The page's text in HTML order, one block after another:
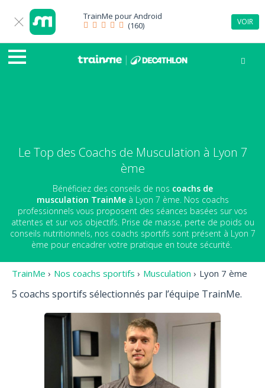
TrainMe pourAndroid
(160)
VOIR
Le Top des Coachs de Musculation à Lyon 7
ème
Bénéficiez des conseils de nos coachs de
musculation TrainMe à Lyon 7 ème. Nos coachs
professionnels vous proposent des séances basées sur vos
attentes et sur vos objectifs. Prise de masse, perte de poids ou
conseils nutritionnels, nos coachs sportifs sont présent à Lyon 7
ème pour encadrer votre pratique en toute sécurité.
TrainMe › Nos coachs sportifs › Musculation › Lyon 7 ème
5 coachs sportifs sélectionnés par l’équipe TrainMe.